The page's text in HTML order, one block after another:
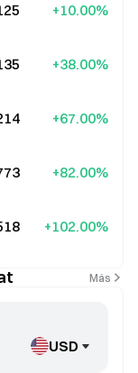
+10.00%
+38.00%
+67.00%
+82.00%
+102.00%
Más
USD